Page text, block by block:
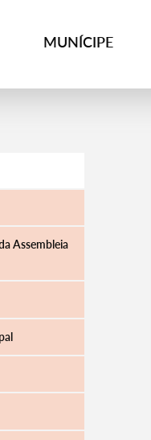
MUNÍCIPE
Assembleia